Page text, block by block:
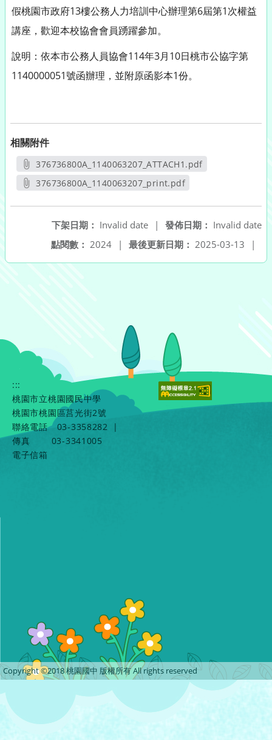
假桃園市政府13樓公務人力培訓中心辦理第6屆第1次權益
講座，歡迎本校協會會員踴躍參加。
說明：依本市公務人員協會114年3月10日桃市公協字第
1140000051號函辦理，並附原函影本1份。
相關附件
376736800A_1140063207_ATTACH1.pdf
另開新視窗
376736800A_1140063207_print.pdf
發佈日期： Invalid date
下架日期： Invalid date
|
最後更新日期： 2025-03-13 |
點閱數： 2024 |
:::
桃園市立桃園國民中學
桃園市桃園區莒光街2號
聯絡電話
03-3358282
|
傳真
03-3341005
電子信箱
Copyright ©2018 桃園國中 版權所有 All rights reserved